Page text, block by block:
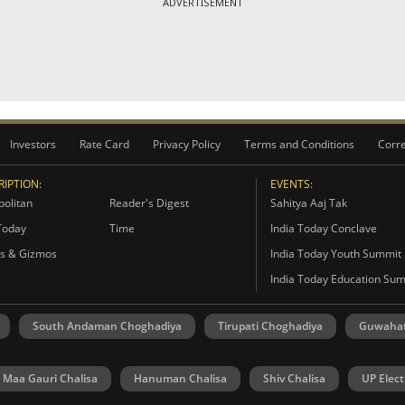
Investors Rate Card Privacy Policy Terms and Conditions
Reader's Digest
Time
& Gizmos
EVENTS:
Sahitya Aaj Tak
India Today Conclave
India Today Youth Summit
India Today Education
South Andaman Choghadiya Tirupati Choghadiya
Maa Gauri Chalisa Hanuman Chalisa Shiv Chalisa UP